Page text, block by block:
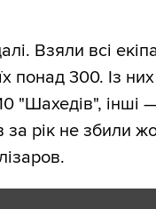
Взяли всі
понад 300. Із
"Шахедів",
за рік не збили